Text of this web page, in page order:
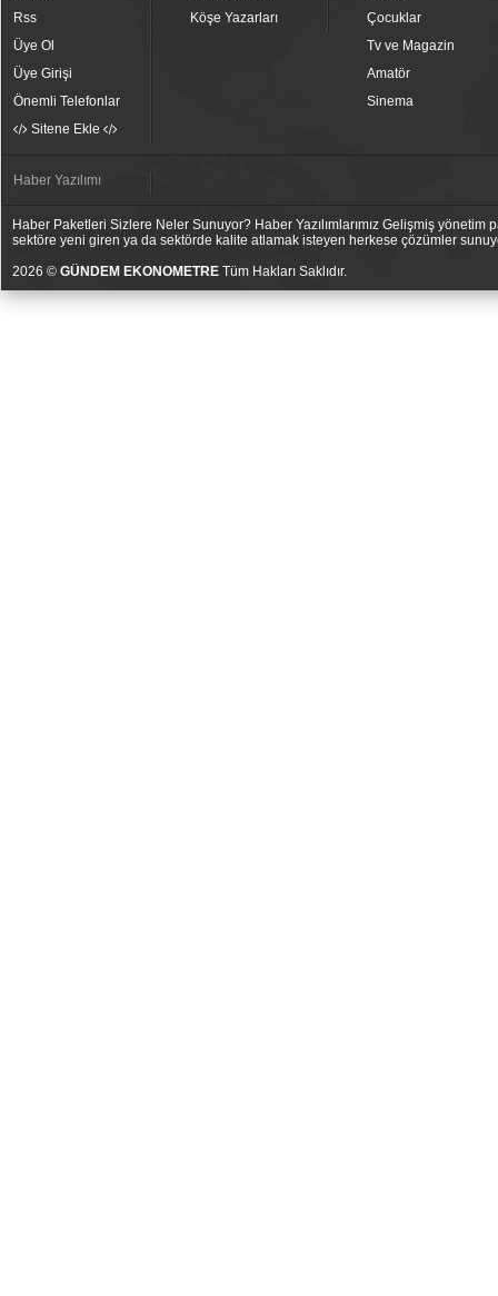
Rss
Üye Ol
Üye Girişi
Önemli Telefonlar
Sitene Ekle
Köşe Yazarları
Çocuklar
Tv ve Magazin
Amatör
Sinema
Haber Yazılımı
Haber Paketleri Sizlere Neler Sunuyor? Haber Yazılımlarımız Gelişmiş
sektöre yeni giren ya da sektörde kalite atlamak isteyen herkese çözümler
2026 © GÜNDEM EKONOMETRE Tüm Hakları Saklıdır.